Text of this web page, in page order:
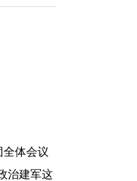
体会议
治建军这